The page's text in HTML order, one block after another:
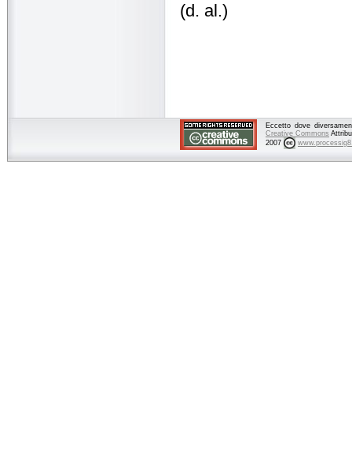
(d. al.)
Eccetto dove
Creative Commons
2007